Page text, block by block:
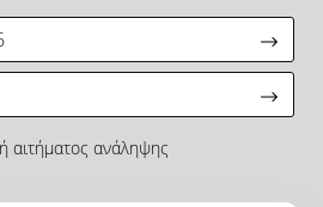
αιτήματος ανάληψης